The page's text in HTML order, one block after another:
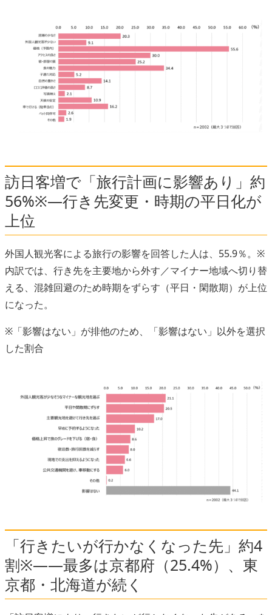
訪日客増で「旅行計画に影響あり」約
56%※―行き先変更・時期の平日化が
上位
外国人観光客による旅行の影響を回答した人は、55.9％。※
内訳では、行き先を主要地から外す／マイナー地域へ切り替
える、混雑回避のため時期をずらす（平日・閑散期）が上位
になった。
※「影響はない」が排他のため、「影響はない」以外を選択
した割合
「行きたいが行かなくなった先」約4
割※――最多は京都府（25.4%）、東
京都・北海道が続く